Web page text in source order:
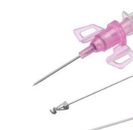
Bezpieczna linia
Kaniula